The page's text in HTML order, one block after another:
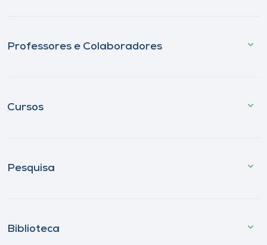
Professores e Colaboradores
Cursos
Pesquisa
Biblioteca